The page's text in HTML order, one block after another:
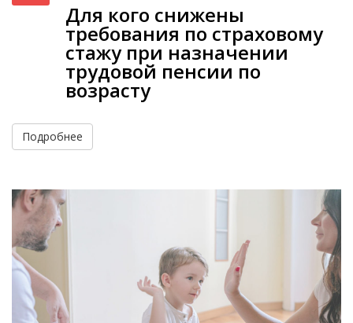
Для кого снижены
требования по страховому
стажу при назначении
трудовой пенсии по
возрасту
Подробнее